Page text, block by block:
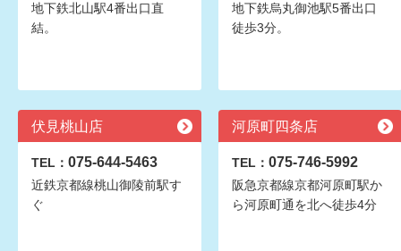
地下鉄北山駅4番出口直
結。
地下鉄烏丸御池駅5番出口
徒歩3分。
伏見桃山店
TEL： 075-644-5463
近鉄京都線桃山御陵前駅す
ぐ
河原町四条店
TEL： 075-746-5992
阪急京都線京都河原町駅か
ら河原町通を北へ徒歩4分